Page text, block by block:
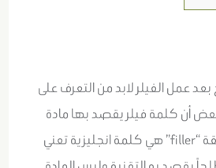
عمل الفيلر لابد من التعرف على
أن كلمة فيلر يقصد بها مادة
الحقن، ولكن في الحقيقة “filler” هي كلمة انجليزية تعني